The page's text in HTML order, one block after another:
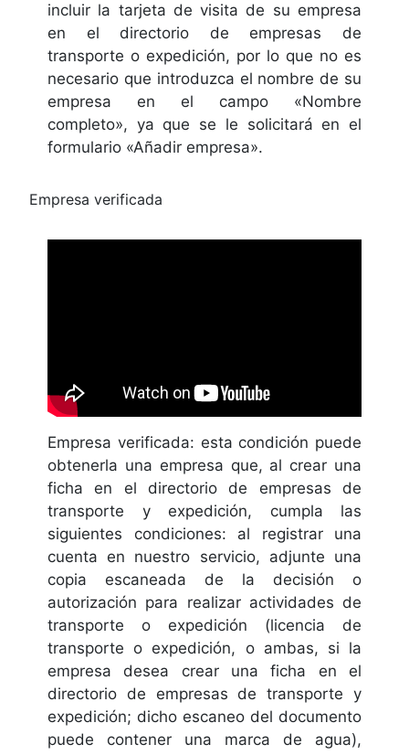
incluir la tarjeta de visita de su empresa
en el directorio de empresas de
transporte o expedición, por lo que no es
necesario que introduzca el nombre de su
empresa en el campo «Nombre
completo», ya que se le solicitará en el
formulario «Añadir empresa».
Empresa verificada
Empresa verificada: esta condición puede
obtenerla una empresa que, al crear una
ficha en el directorio de empresas de
transporte y expedición, cumpla las
siguientes condiciones: al registrar una
cuenta en nuestro servicio, adjunte una
copia escaneada de la decisión o
autorización para realizar actividades de
transporte o expedición (licencia de
transporte o expedición, o ambas, si la
empresa desea crear una ficha en el
directorio de empresas de transporte y
expedición; dicho escaneo del documento
puede contener una marca de agua),